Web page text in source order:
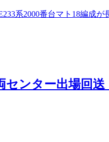
系2000番台マト18編成
ンター出場回送